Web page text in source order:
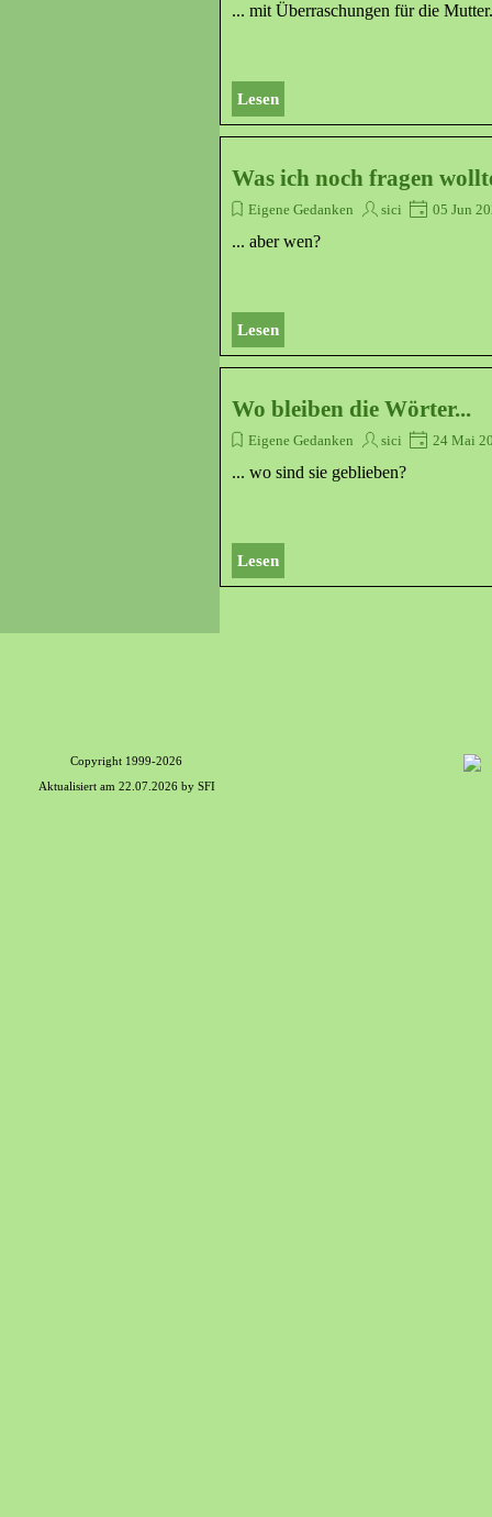
... mit Überraschungen für die Mutter.
Lesen
Was ich noch fragen
Eigene Gedanken sici 05 Jun
... aber wen?
Lesen
Wo bleiben die Wörter...
Eigene Gedanken sici 24 Mai
... wo sind sie geblieben?
Lesen
Copyright 1999-2026
Aktualisiert am 22.07.2026 by SFI